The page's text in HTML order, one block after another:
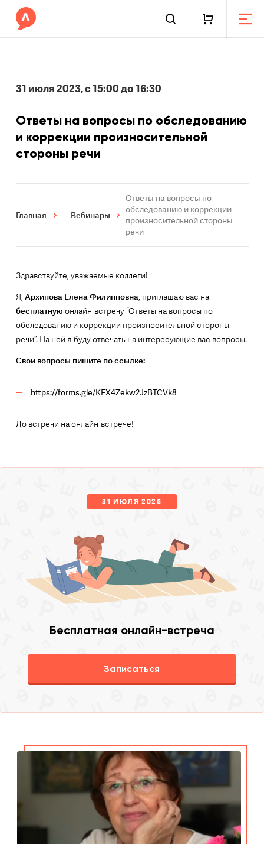
31 июля 2023, с 15:00 до 16:30
Ответы на вопросы по обследованию
и коррекции произносительной
стороны речи
Главная Вебинары
Ответы на вопросы по
обследованию и коррекции
произносительной стороны
речи
Здравствуйте, уважаемые коллеги!
Я, Архипова Елена Филипповна, приглашаю вас на
бесплатную онлайн-встречу “Ответы на вопросы по
обследованию и коррекции произносительной стороны
речи”. На ней я буду отвечать на интересующие вас вопросы.
Свои вопросы пишите по ссылке:
https://forms.gle/KFX4Zekw2JzBTCVk8
До встречи на онлайн-встрече!
31 ИЮЛЯ 2026
Бесплатная онлайн-встреча
Записаться